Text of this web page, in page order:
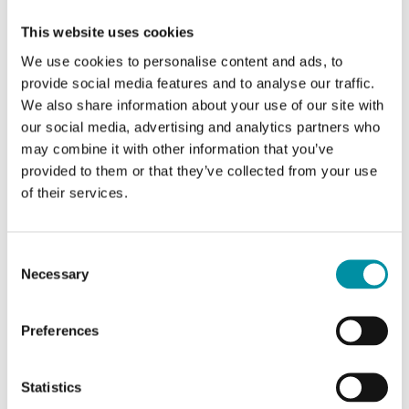
This website uses cookies
We use cookies to personalise content and ads, to
provide social media features and to analyse our traffic.
We also share information about your use of our site with
our social media, advertising and analytics partners who
may combine it with other information that you’ve
provided to them or that they’ve collected from your use
of their services.
Selection
Necessary
Preferences
Statistics
DI
32
UO
DO